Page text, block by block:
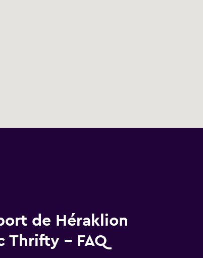
de Héraklion
Thrifty - FAQ